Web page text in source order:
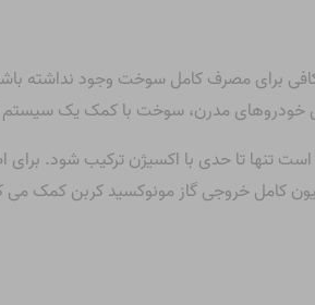
کافی برای مصرف کامل سوخت وجود
خودروهای مدرن، سوخت با کمک یک سیستم
تنها تا حدی با اکسیژن ترکیب شود. برای
کامل خروجی گاز مونوکسید کربن کمک می